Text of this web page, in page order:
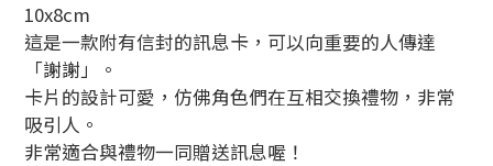
10x8cm
這是一款附有信封的訊息卡，可以向重要的人傳達
「謝謝」。
卡片的設計可愛，仿佛角色們在互相交換禮物，非常
吸引人。
非常適合與禮物一同贈送訊息喔！